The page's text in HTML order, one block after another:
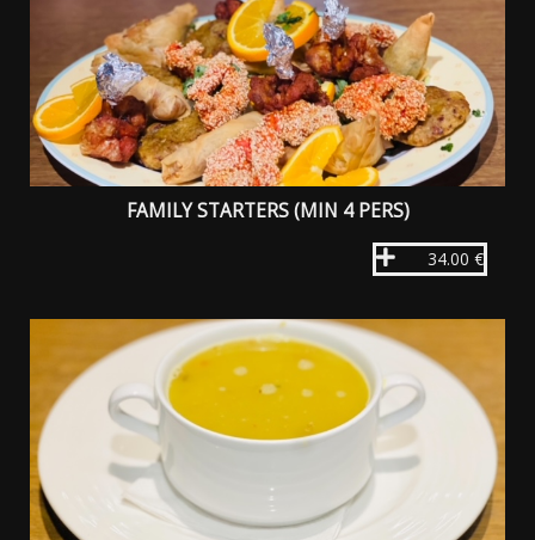
FAMILY STARTERS (MIN 4 PERS)
34.00 €